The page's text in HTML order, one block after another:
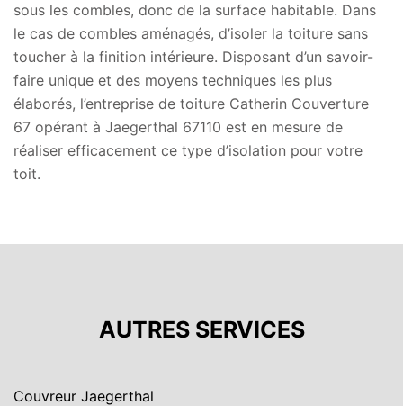
sous les combles, donc de la surface habitable. Dans
le cas de combles aménagés, d’isoler la toiture sans
toucher à la finition intérieure. Disposant d’un savoir-
faire unique et des moyens techniques les plus
élaborés, l’entreprise de toiture Catherin Couverture
67 opérant à Jaegerthal 67110 est en mesure de
réaliser efficacement ce type d’isolation pour votre
toit.
AUTRES SERVICES
Couvreur Jaegerthal